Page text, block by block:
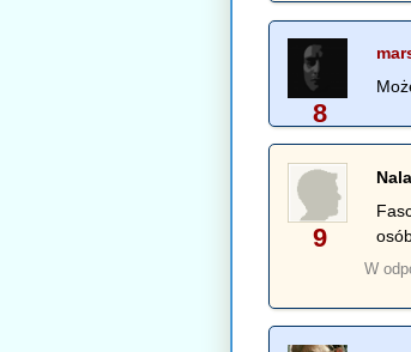
8
9
Nala
W